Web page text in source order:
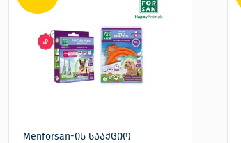
Menforsan-ის სააქციო